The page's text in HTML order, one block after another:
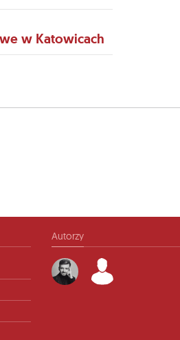
w Katowicach
Autorzy